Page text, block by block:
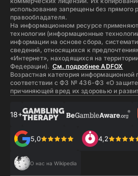
использование запрещены без прямого
правообладателя.
На информационном ресурсе
технологии (информационные
информации на основе сбора,
сведений, относящихся к
«Интернет», находящихся на
Федерации). См. подробнее ADFOX
Возрастная категория информационной
соответствии с ФЗ № 436-ФЗ «О
причиняющей вред их здоровью и
18+
5,0 4,2
О нас на Wikipedia